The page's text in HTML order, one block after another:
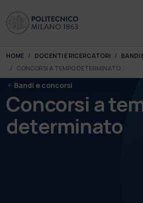
You are here:
HOME DOCENTI E RICERCATORI
BANDI
CONCORSI A TEMPO DETERMINATO
Bandi e concorsi
Concorsi a
determinato